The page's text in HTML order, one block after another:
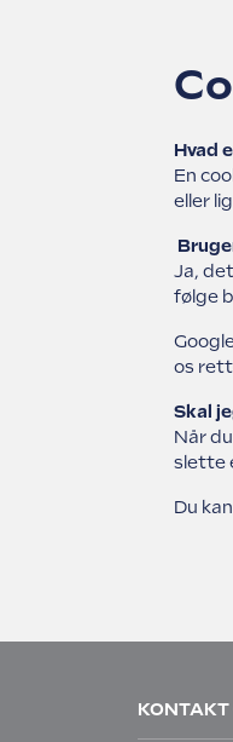
Hvad
En
eller
Ja,
følge
os
Skal
Når
slette
Du
KONTAKT